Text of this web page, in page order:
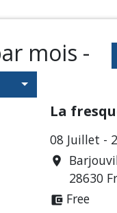
mois -
La
08 Juillet -
location_on
28630
account_balance_wallet Free